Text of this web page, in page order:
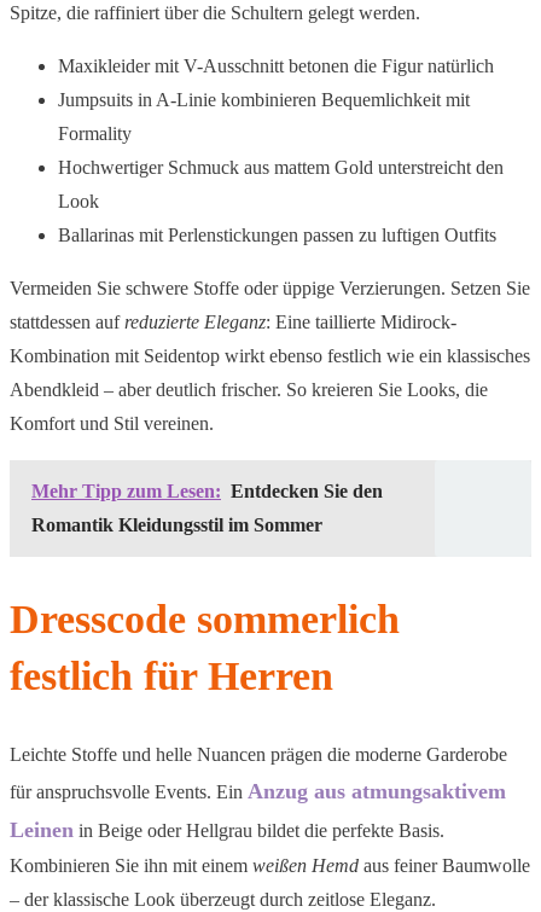
Spitze, die raffiniert über die Schultern gelegt werden.
Maxikleider mit V-Ausschnitt betonen die Figur natürlich
Jumpsuits in A-Linie kombinieren Bequemlichkeit mit
Formality
Hochwertiger Schmuck aus mattem Gold unterstreicht den
Look
Ballarinas mit Perlenstickungen passen zu luftigen Outfits
Vermeiden Sie schwere Stoffe oder üppige Verzierungen. Setzen Sie
stattdessen auf reduzierte Eleganz: Eine taillierte Midirock-
Kombination mit Seidentop wirkt ebenso festlich wie ein klassisches
Abendkleid – aber deutlich frischer. So kreieren Sie Looks, die
Komfort und Stil vereinen.
Mehr Tipp zum Lesen: Entdecken Sie den
Romantik Kleidungsstil im Sommer
Dresscode sommerlich
festlich für Herren
Leichte Stoffe und helle Nuancen prägen die moderne Garderobe
für anspruchsvolle Events. Ein Anzug aus atmungsaktivem
Leinen in Beige oder Hellgrau bildet die perfekte Basis.
Kombinieren Sie ihn mit einem weißen Hemd aus feiner Baumwolle
– der klassische Look überzeugt durch zeitlose Eleganz.